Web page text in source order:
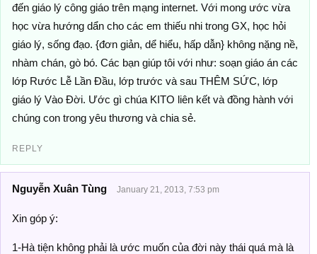
đến giáo lý công giáo trên mạng internet. Với mong ước vừa
học vừa hướng dẩn cho các em thiếu nhi trong GX, học hỏi
giáo lý, sống đạo. {đơn giản, dể hiểu, hấp dẫn} không nặng nề,
nhàm chán, gò bó. Các bạn giúp tôi với như: soạn giáo án các
lớp Rước Lễ Lần Đầu, lớp trước và sau THÊM SỨC, lớp
giáo lý Vào Đời. Ước gì chúa KITO liên kết và đồng hành với
chúng con trong yêu thương và chia sẻ.
REPLY
Nguyễn Xuân Tùng January 21, 2013, 7:53 pm
Xin góp ý:
1-Hà tiện không phải là ước muốn của đời này thái quá mà là